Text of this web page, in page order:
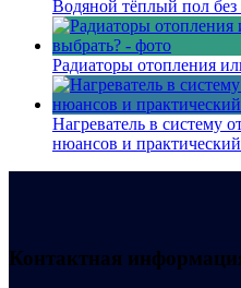
Водяной тёплый пол без
Радиаторы отопления
Нагреватель в систему
нюансов и
Контактная